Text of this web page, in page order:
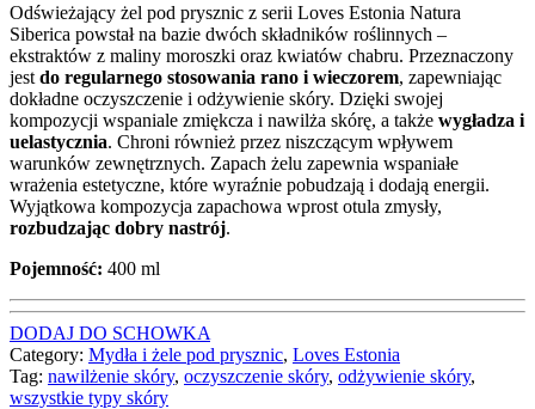
Odświeżający żel pod prysznic z serii Loves Estonia Natura
Siberica powstał na bazie dwóch składników roślinnych –
ekstraktów z maliny moroszki oraz kwiatów chabru. Przeznaczony
jest do regularnego stosowania rano i wieczorem, zapewniając
dokładne oczyszczenie i odżywienie skóry. Dzięki swojej
kompozycji wspaniale zmiękcza i nawilża skórę, a także wygładza i
uelastycznia. Chroni również przez niszczącym wpływem
warunków zewnętrznych. Zapach żelu zapewnia wspaniałe
wrażenia estetyczne, które wyraźnie pobudzają i dodają energii.
Wyjątkowa kompozycja zapachowa wprost otula zmysły,
rozbudzając dobry nastrój.
Pojemność: 400 ml
DODAJ DO SCHOWKA
Category: Mydła i żele pod prysznic, Loves Estonia
Tag: nawilżenie skóry, oczyszczenie skóry, odżywienie skóry,
wszystkie typy skóry